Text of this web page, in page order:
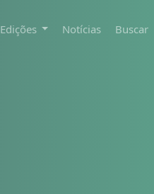
Edições Notícias Buscar